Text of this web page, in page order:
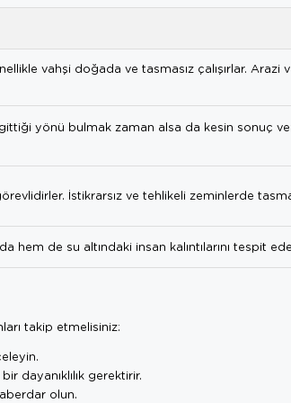
vahşi doğada ve tasmasız çalışırlar. Arazi
yönü bulmak zaman alsa da kesin sonuç
İstikrarsız ve tehlikeli zeminlerde
hem de su altındaki insan kalıntılarını tespit
takip etmelisiniz:
dayanıklılık gerektirir.
olun.